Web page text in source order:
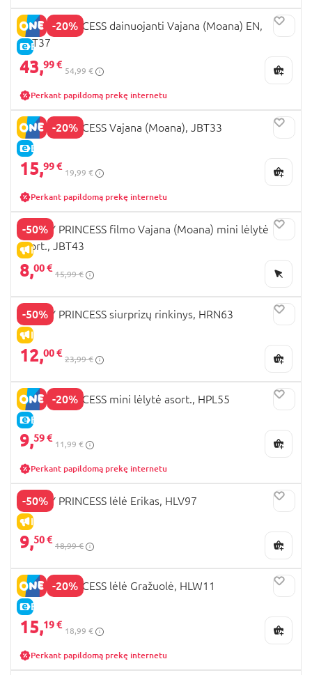
-20%
E-KAINA
DISNEY PRINCESS dainuojanti Vajana (Moana) EN,
JBT37
43,99 €
54,99 €
Perkant papildomą prekę internetu
-20%
E-KAINA
DISNEY PRINCESS Vajana (Moana), JBT33
15,99 €
19,99 €
Perkant papildomą prekę internetu
-50%
IŠPARDAVIMAS
DISNEY PRINCESS filmo Vajana (Moana) mini lėlytė
asort., JBT43
8,00 €
15,99 €
-50%
IŠPARDAVIMAS
DISNEY PRINCESS siurprizų rinkinys, HRN63
12,00 €
23,99 €
-20%
E-KAINA
DISNEY PRINCESS mini lėlytė asort., HPL55
9,59 €
11,99 €
Perkant papildomą prekę internetu
-50%
IŠPARDAVIMAS
DISNEY PRINCESS lėlė Erikas, HLV97
9,50 €
18,99 €
-20%
E-KAINA
DISNEY PRINCESS lėlė Gražuolė, HLW11
15,19 €
18,99 €
Perkant papildomą prekę internetu